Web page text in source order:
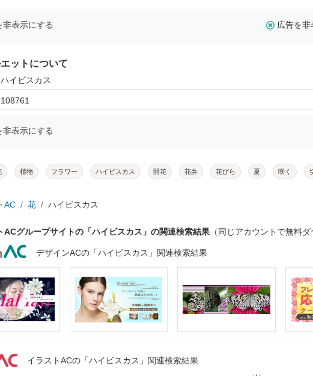
非表示にする 広告を非
ットについて
イビスカス
非表示にする
植物 フラワー ハイビスカス 開花 花弁 花びら 夏 咲く
AC 花 ハイビスカス
ACグループサイトの「ハイビスカス」の関連検索結果 （同じアカウントで無料
デザインACの「ハイビスカス」関連検索結果
イラストACの「ハイビスカス」関連検索結果